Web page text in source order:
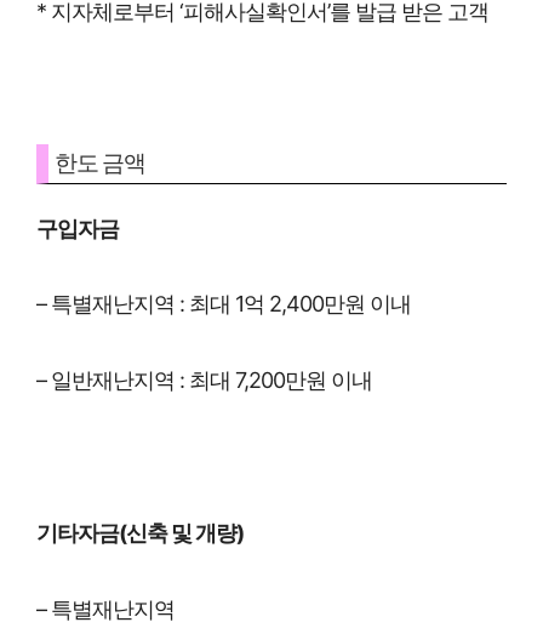
* 지자체로부터 ‘피해사실확인서’를 발급 받은 고객
한도 금액
구입자금
– 특별재난지역 : 최대 1억 2,400만원 이내
– 일반재난지역 : 최대 7,200만원 이내
기타자금(신축 및 개량)
– 특별재난지역